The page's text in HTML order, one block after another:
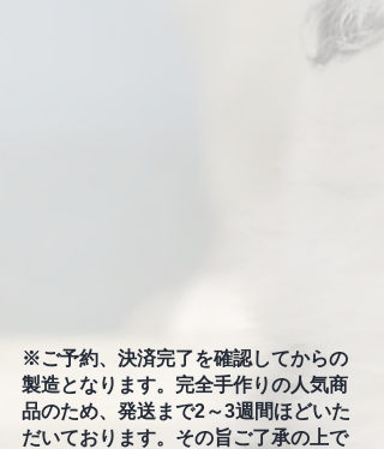
※ご予約、決済完了を確認してからの
製造となります。完全手作りの人気商
品のため、発送まで2～3週間ほどいた
だいております。その旨ご了承の上で